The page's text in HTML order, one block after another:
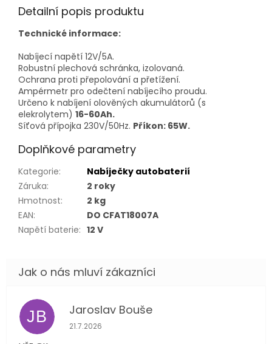
Detailní popis produktu
Technické informace:
Nabíjecí napětí 12V/5A.
Robustní plechová schránka, izolovaná.
Ochrana proti přepolování a přetížení.
Ampérmetr pro odečtení nabíjecího proudu.
Určeno k nabíjení olověných akumulátorů (s
elekrolytem) 16-60Ah.
Síťová přípojka 230V/50Hz. Příkon: 65W.
Doplňkové parametry
Kategorie:
Nabíječky autobaterií
Záruka:
2 roky
Hmotnost:
2 kg
EAN:
DO CFAT18007A
Napětí baterie: 12 V
JB Jaroslav Bouše
Hodnocení obchodu je 5 z 5 hvězdiček.
21.7.2026